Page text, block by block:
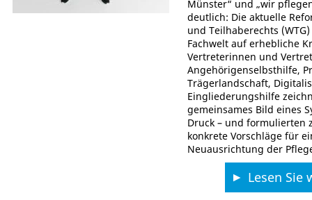
Münster“ und „wir
deutlich: Die aktuelle
und Teilhaberechts
Fachwelt auf erhebliche
Vertreterinnen und
Angehörigenselbsthilfe,
Trägerlandschaft,
Eingliederungshilfe
gemeinsames Bild eines
Druck – und formulierten
konkrete Vorschläge für
Neuausrichtung der
Lesen Sie